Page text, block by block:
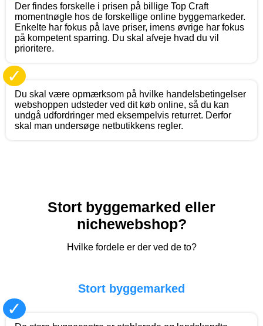
Der findes forskelle i prisen på billige Top Craft
momentnøgle hos de forskellige online byggemarkeder.
Enkelte har fokus på lave priser, imens øvrige har fokus
på kompetent sparring. Du skal afveje hvad du vil
prioritere.
✓
Du skal være opmærksom på hvilke handelsbetingelser
webshoppen udsteder ved dit køb online, så du kan
undgå udfordringer med eksempelvis returret. Derfor
skal man undersøge netbutikkens regler.
Stort byggemarked eller
nichewebshop?
Hvilke fordele er der ved de to?
Stort byggemarked
✓